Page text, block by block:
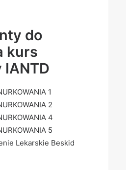
do
kurs
1
2
4
5
Lekarskie Beskid